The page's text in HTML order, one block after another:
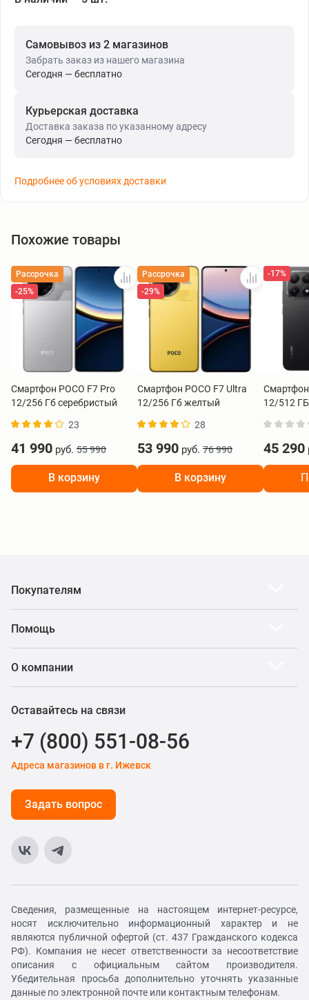
Самовывоз из 2 магазинов
Забрать заказ из нашего магазина
Сегодня — бесплатно
Курьерская доставка
Доставка заказа по указанному адресу
Сегодня — бесплатно
Подробнее об условиях доставки
Похожие товары
Рассрочка
-25%
Смартфон POCO F7 Pro
12/256 Гб серебристый
23
41 990 руб. 55 990
В корзину
Рассрочка
-29%
Смартфон POCO F7 Ultra
12/256 Гб желтый
28
53 990 руб. 76 990
В корзину
-17%
12/512
45 290
Покупателям
Помощь
О компании
Оставайтесь на связи
+7 (800) 551-08-56
Адреса магазинов в г. Ижевск
Задать вопрос
Сведения, размещенные на настоящем интернет-ресурсе,
носят исключительно информационный характер и не
являются публичной офертой (ст. 437 Гражданского кодекса
РФ). Компания не несет ответственности за несоответствие
описания с официальным сайтом производителя.
Убедительная просьба дополнительно уточнять указанные
данные по электронной почте или контактным телефонам.